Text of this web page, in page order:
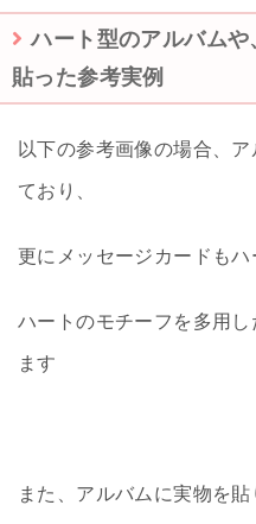
ハート型のアルバム
貼った参考実例
以下の参考画像の場合、
ており、
更にメッセージカードもハ
ハートのモチーフを多用
ます
また、アルバムに実物を